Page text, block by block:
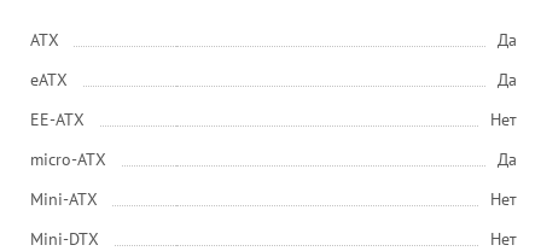
ATX
Да
eATX
Да
EE-ATX
Нет
micro-ATX
Да
Mini-ATX
Нет
Mini-DTX
Нет